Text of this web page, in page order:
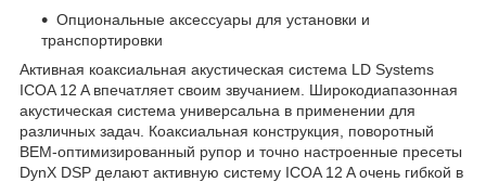
Опциональные аксессуары для установки и
транспортировки
Активная коаксиальная акустическая система LD Systems
ICOA 12 A впечатляет своим звучанием. Широкодиапазонная
акустическая система универсальна в применении для
различных задач. Коаксиальная конструкция, поворотный
BEM-оптимизированный рупор и точно настроенные пресеты
DynX DSP делают активную систему ICOA 12 A очень гибкой в